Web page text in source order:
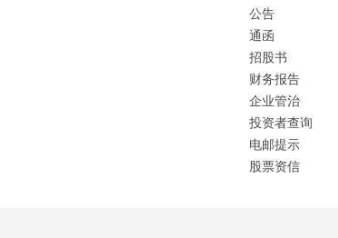
公告
通函
招股书
财务报告
企业管治
投资者查询
电邮提示
股票资信